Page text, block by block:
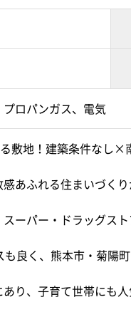
ロパンガス、電気
敷地！建築条件なし
あふれる住まいづくり
ーパー・ドラッグス
良く、熊本市・菊陽
り、子育て世帯にも